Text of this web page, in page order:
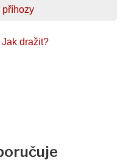
příhozy
Jak dražit?